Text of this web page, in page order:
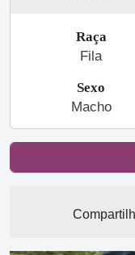
Raça
Fila
Sexo
Macho